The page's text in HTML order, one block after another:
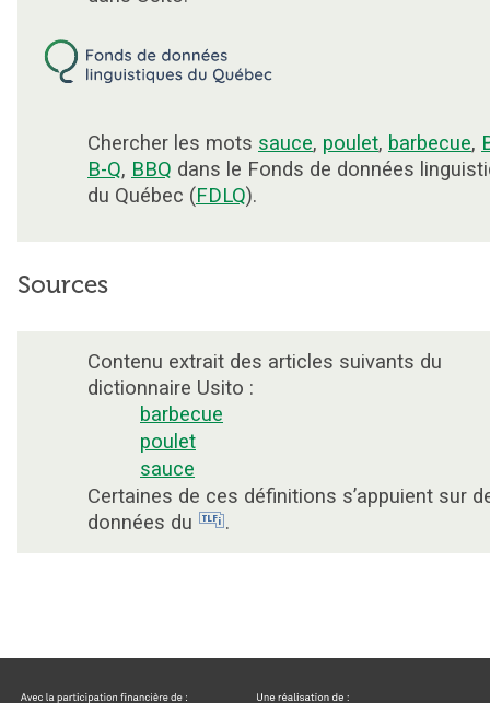
Chercher les mots sauce, poulet, barbecue,
B-Q, BBQ dans le Fonds de données
du Québec (FDLQ).
Sources
Contenu extrait des articles suivants du
dictionnaire Usito :
barbecue
poulet
sauce
Certaines de ces définitions s’appuient sur
données du
.